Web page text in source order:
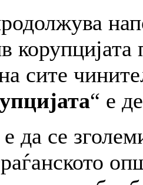
сите
“ е
е да се